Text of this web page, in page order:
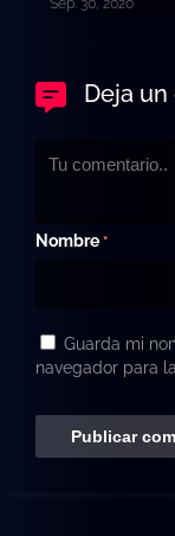
Sep. 30, 2020
Deja
Nombre *
Guarda mi
navegador para